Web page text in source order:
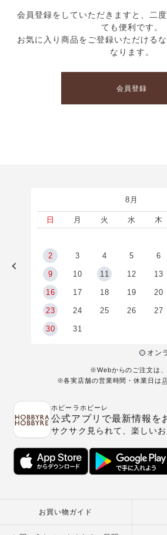
会員登録をしていただきますと、二
ても便利です。
お気に入り商品をご登録いただける
なります。
会員登録
8月
日 月 火 水 木
2 3 4 5 6
9 10 11 12 13
16 17 18 19 20
23 24 25 26 27
30 31
オン
※Webからのご注文は
※各実店舗の営業時間・休業日は
ホビーラホビーレ
公式アプリで最新情報を
サクサク見られて、楽しい
お買い物ガイド